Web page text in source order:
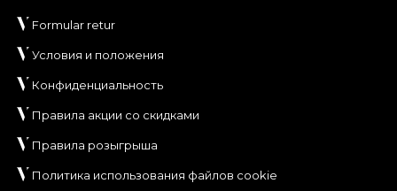
Formular retur
Условия и положения
Конфиденциальность
Правила акции со скидками
Правила розыгрыша
Политика использования файлов cookie